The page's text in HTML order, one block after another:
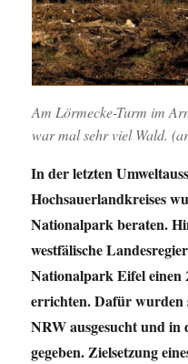
Am Lörmecke-Turm im
war mal sehr viel Wald.
In der letzten
Hochsauerlandkreises
Nationalpark beraten.
westfälische
Nationalpark Eifel
errichten. Dafür wurden
NRW ausgesucht und in
gegeben. Zielsetzung